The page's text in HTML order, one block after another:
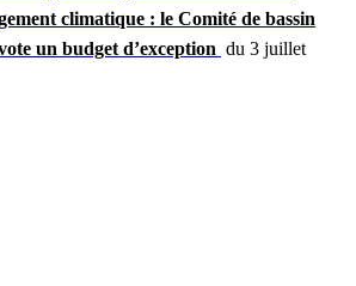
climatique : le Comité de bassin
un budget d’exception du 3 juillet